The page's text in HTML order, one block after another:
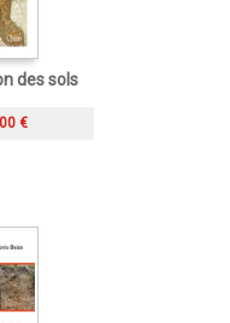
des sols
€